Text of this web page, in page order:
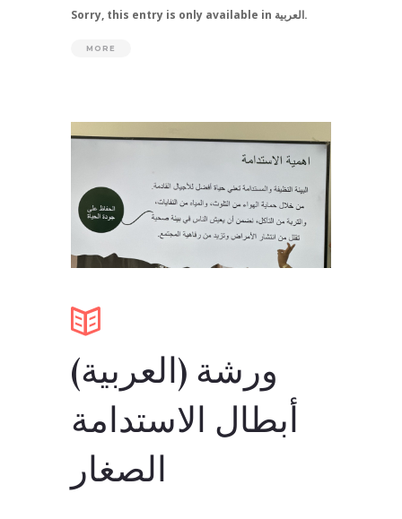
Sorry, this entry is only available in العربية.
MORE
(العربية) ورشة
أبطال الاستدامة
الصغار